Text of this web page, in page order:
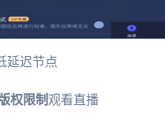
延迟节点
权限制 观看直播